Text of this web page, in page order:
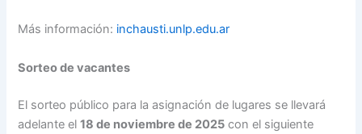
Más información: inchausti.unlp.edu.ar
Sorteo de vacantes
El sorteo público para la asignación de lugares se llevará
adelante el18 de noviembre de 2025 con el siguiente